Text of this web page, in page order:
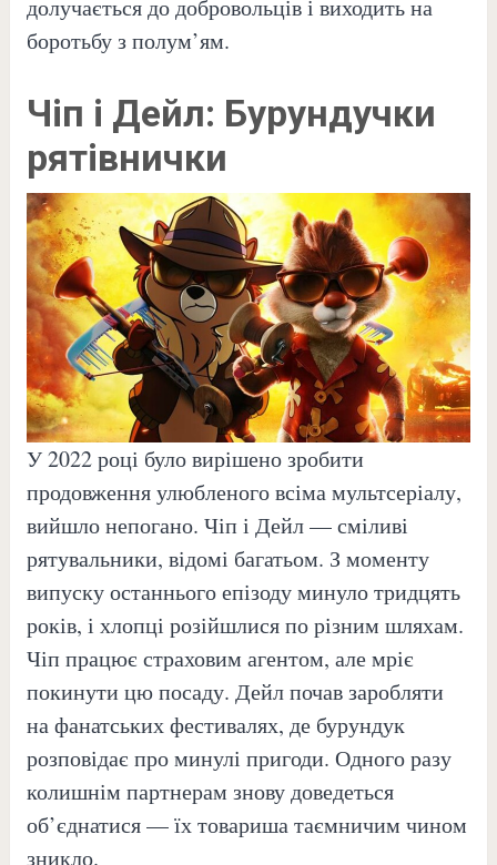
долучається до добровольців і виходить на
боротьбу з полум’ям.
Чіп і Дейл: Бурундучки
рятівнички
У 2022 році було вирішено зробити
продовження улюбленого всіма мультсеріалу,
вийшло непогано. Чіп і Дейл — сміливі
рятувальники, відомі багатьом. З моменту
випуску останнього епізоду минуло тридцять
років, і хлопці розійшлися по різним шляхам.
Чіп працює страховим агентом, але мріє
покинути цю посаду. Дейл почав заробляти
на фанатських фестивалях, де бурундук
розповідає про минулі пригоди. Одного разу
колишнім партнерам знову доведеться
об’єднатися — їх товариша таємничим чином
зникло.